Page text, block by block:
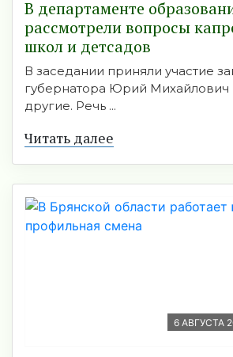
В департаменте
рассмотрели вопросы
школ и детсадов
В заседании приняли участие
губернатора Юрий
другие. Речь ...
Читать далее
6 АВГУСТА